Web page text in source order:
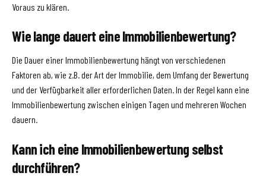
Voraus zu klären.
Wie lange dauert eine Immobilienbewertung?
Die Dauer einer Immobilienbewertung hängt von verschiedenen
Faktoren ab, wie z.B. der Art der Immobilie, dem Umfang der Bewertung
und der Verfügbarkeit aller erforderlichen Daten. In der Regel kann eine
Immobilienbewertung zwischen einigen Tagen und mehreren Wochen
dauern.
Kann ich eine Immobilienbewertung selbst
durchführen?